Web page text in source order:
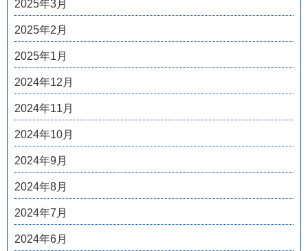
2025年3月
2025年2月
2025年1月
2024年12月
2024年11月
2024年10月
2024年9月
2024年8月
2024年7月
2024年6月